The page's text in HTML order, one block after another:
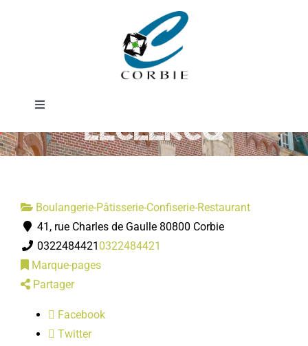
Toggle
Mairie
SERVICES MUNICIPAUX
PRATIQUE
LOISIRS
Boulangerie
Pâtisserie
LECLERCQ
Boulangerie-Pâtisserie-Confiserie-Restaurant
41, rue Charles de Gaulle 80800 Corbie
0322484421 0322484421
Marque-pages
Partager
Facebook
Twitter